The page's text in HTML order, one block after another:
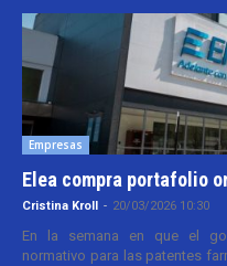
Empresas
Elea compra portafolio
Cristina Kroll - 20/03/2026 10:30
En la semana en que el
normativo para las patentes